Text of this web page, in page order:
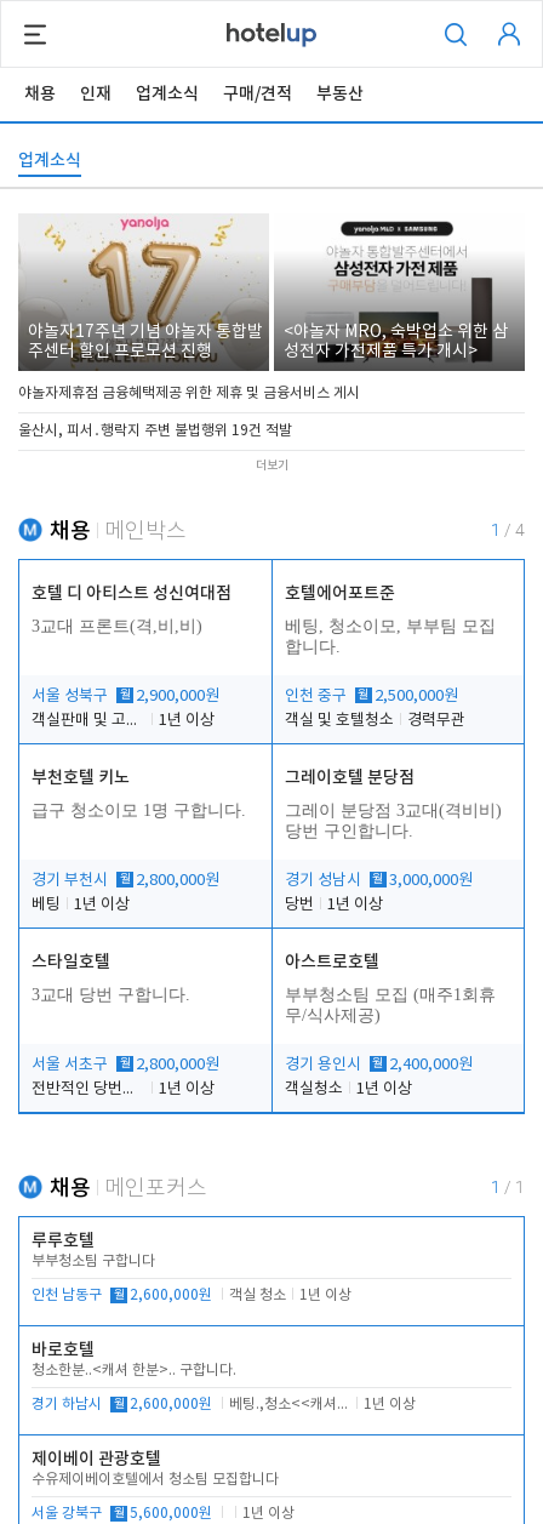
채용 인재 업계소식 구매/견적 부동산
업계소식
야놀자17주년 기념 야놀자 통합발
주센터 할인 프로모션 진행
<야놀자 MRO, 숙박업소 위한 삼
성전자 가전제품 특가 개시>
야놀자제휴점 금융혜택제공 위한 제휴 및 금융서비스 게시
울산시, 피서․행락지 주변 불법행위 19건 적발
더보기
채용 메인박스 1 / 4
호텔 디 아티스트 성신여대점
3교대 프론트(격,비,비)
서울 성북구 월 2,900,000원
객실판매 및 고객응대
1년 이상
호텔에어포트준
베팅, 청소이모, 부부팀 모집
합니다.
인천 중구 월 2,500,000원
객실 및 호텔청소
경력무관
부천호텔 키노
급구 청소이모 1명 구합니다.
경기 부천시 월 2,800,000원
베팅
1년 이상
그레이호텔 분당점
그레이 분당점 3교대(격비비)
당번 구인합니다.
경기 성남시 월 3,000,000원
당번
1년 이상
스타일호텔
3교대 당번 구합니다.
서울 서초구 월 2,800,000원
전반적인 당번업무
1년 이상
아스트로호텔
부부청소팀 모집 (매주1회휴
무/식사제공)
경기 용인시 월 2,400,000원
객실청소
1년 이상
채용 메인포커스 1 / 1
루루호텔
부부청소팀 구합니다
인천 남동구 월 2,600,000원 객실 청소 1년 이상
바로호텔
청소한분..<캐셔 한분>.. 구합니다.
경기 하남시 월 2,600,000원 베팅.,청소<<캐셔 모셔봅니다. 1년 이상
제이베이 관광호텔
수유제이베이호텔에서 청소팀 모집합니다
서울 강북구 월 5,600,000원 1년 이상